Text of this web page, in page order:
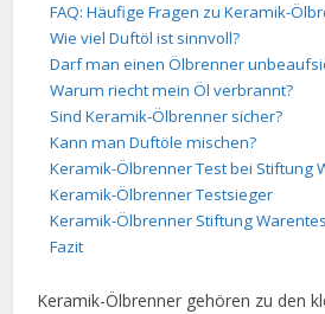
FAQ: Häufige Fragen zu Keramik-
Wie viel Duftöl ist sinnvoll?
Darf man einen Ölbrenner
Warum riecht mein Öl verbrannt?
Sind Keramik-Ölbrenner sicher?
Kann man Duftöle mischen?
Keramik-Ölbrenner Test bei Stiftung
Keramik-Ölbrenner Testsieger
Keramik-Ölbrenner Stiftung
Fazit
Keramik-Ölbrenner gehören zu den